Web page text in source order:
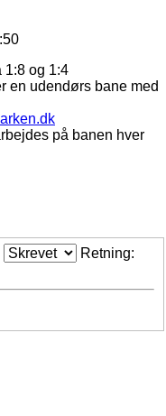
1:8 og 1:4
en udendørs bane med
på banen hver
Retning: